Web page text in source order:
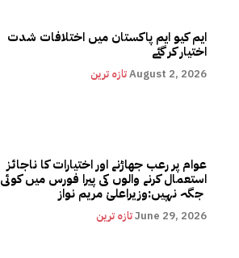
ایم کیو ایم پاکستان میں اختلافات شدت
اختیار کر گئے
تازہ ترینAugust 2, 2026
عوام پر رعب جھاڑنے اور اختیارات کا ناجائز
استعمال کرنے والوں کی پیرا فورس میں کوئی
تازہ ترینJune 29, 2026